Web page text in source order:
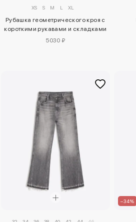
XS S M L XL
Рубашка геометрического кроя с
короткими рукавами и складками
5030 ₽
–34%